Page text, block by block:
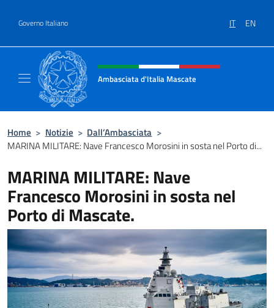
Governo Italiano IT EN
Intestazione sito, social e menù
Ambasciata d'Italia Mascate
Home > Notizie > Dall’Ambasciata >
MARINA MILITARE: Nave Francesco Morosini in sosta nel Porto di...
MARINA MILITARE: Nave
Francesco Morosini in sosta nel
Porto di Mascate.